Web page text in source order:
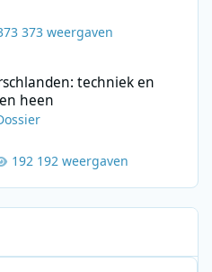
373 weergaven
techniek en
heen
192 weergaven